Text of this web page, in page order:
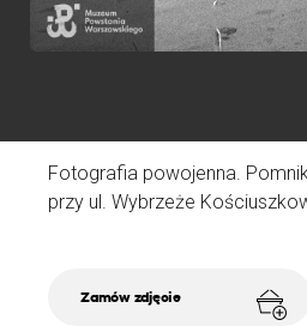
Fotografia powojenna.
przy ul. Wybrzeże
Zamów zdjęcie